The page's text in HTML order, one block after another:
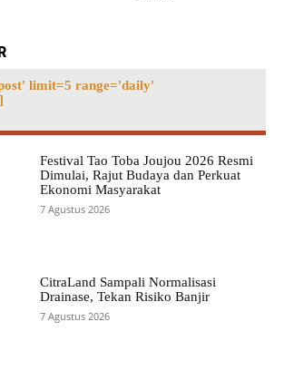
limit=5 range='daily'
Festival Tao Toba Joujou 2026 Resmi
Dimulai, Rajut Budaya dan Perkuat
Ekonomi Masyarakat
7 Agustus 2026
CitraLand Sampali Normalisasi
Drainase, Tekan Risiko Banjir
7 Agustus 2026